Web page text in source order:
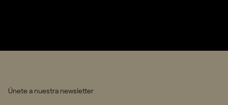
Únete a nuestra newsletter